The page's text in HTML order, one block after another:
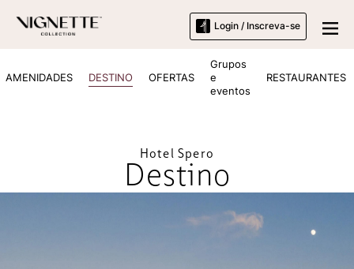
Login / Inscreva-se
AMENIDADES DESTINO OFERTAS
Grupos
e
eventos
RESTAURANTES
Hotel Spero
Destino